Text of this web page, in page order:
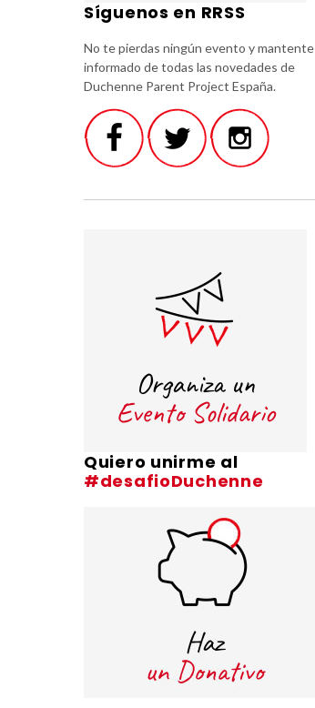
Síguenos en RRSS
No te pierdas ningún evento y mantente
informado de todas las novedades de
Duchenne Parent Project España.
Quiero unirme al
#desafioDuchenne